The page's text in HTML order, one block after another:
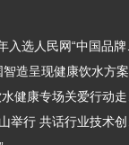
造呈现健康饮水方案